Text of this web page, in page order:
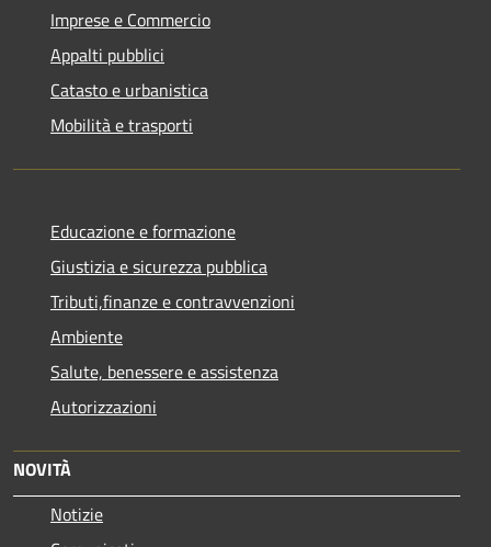
Imprese e Commercio
Appalti pubblici
Catasto e urbanistica
Mobilità e trasporti
Educazione e formazione
Giustizia e sicurezza pubblica
Tributi,finanze e contravvenzioni
Ambiente
Salute, benessere e assistenza
Autorizzazioni
NOVITÀ
Notizie